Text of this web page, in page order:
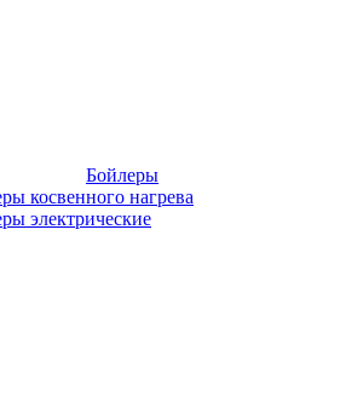
Бойлеры
косвенного нагрева
электрические